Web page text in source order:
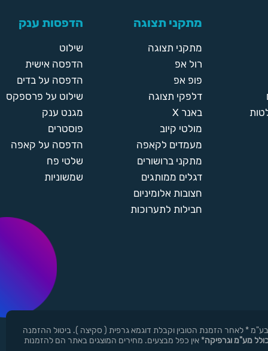
מתקני תצוגה
מתקני תצוגה
רול אפ
פופ אפ
דלפקי תצוגה
באנר X
מולטי קיוב
מעמדים לקאפה
מתקני ברושורים
דגלים ממותגים
חצובות אלומיניום
חבילות לתערוכות
הדפסות ענק
שילוט
הדפסה אישית
הדפסה על בדים
שילוט על פרספקס
מגנט ענק
פוסטרים
הדפסה על קאפה
שלטי פח
שמשוניות
ר.י.ד בע"מ * לאחר הזמנת הטובין וקבלת דוגמא גרפית ( סקיצה ). ביטול ההזמנה
מע"מ וגרפיקה* אין כפל מבצעים. מחירים המוצגים באתר הם להזמנות